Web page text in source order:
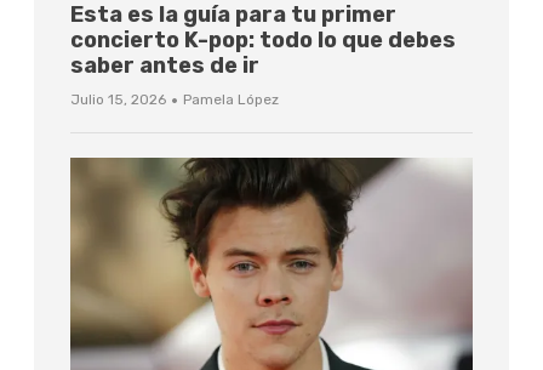
Esta es la guía para tu primer
concierto K-pop: todo lo que debes
saber antes de ir
Julio 15, 2026 · Pamela López